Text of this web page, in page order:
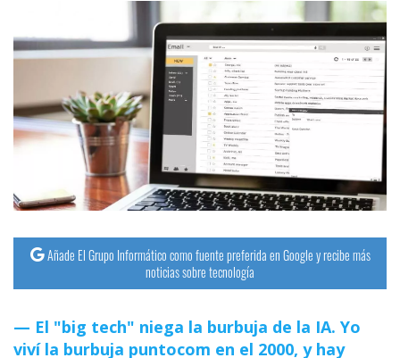
Añade El Grupo Informático como fuente preferida en Google y recibe más
noticias sobre tecnología
El "big tech" niega la burbuja de la IA. Yo
viví la burbuja puntocom en el 2000, y hay